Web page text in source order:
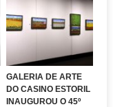
GALERIA DE ARTE
DO CASINO ESTORIL
INAUGUROU O 45º